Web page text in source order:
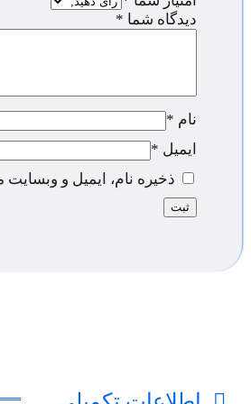
دیدگاه شما *
نام *
ایمیل *
ذخیره نام، ایمیل و